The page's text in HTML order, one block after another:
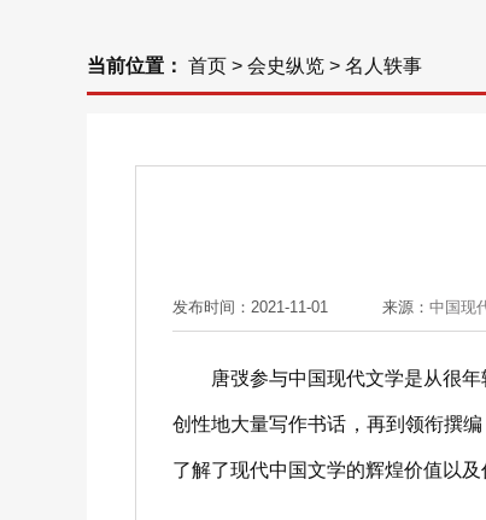
当前位置： 首页 > 会史纵览 > 名人轶事
发布时间：2021-11-01 来源： 中国现
唐弢参与中国现代文学是从很年
创性地大量写作书话，再到领衔撰
了解了现代中国文学的辉煌价值以